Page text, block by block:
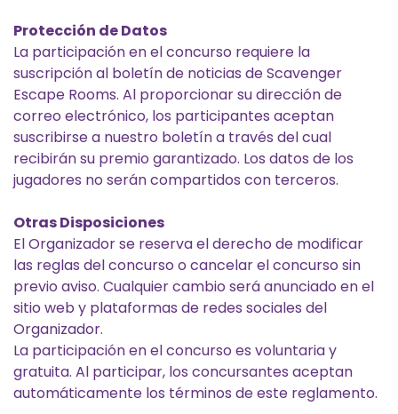
Protección de Datos
La participación en el concurso requiere la
suscripción al boletín de noticias de Scavenger
Escape Rooms. Al proporcionar su dirección de
correo electrónico, los participantes aceptan
suscribirse a nuestro boletín a través del cual
recibirán su premio garantizado. Los datos de los
jugadores no serán compartidos con terceros.
Otras Disposiciones
El Organizador se reserva el derecho de modificar
las reglas del concurso o cancelar el concurso sin
previo aviso. Cualquier cambio será anunciado en el
sitio web y plataformas de redes sociales del
Organizador.
La participación en el concurso es voluntaria y
gratuita. Al participar, los concursantes aceptan
automáticamente los términos de este reglamento.